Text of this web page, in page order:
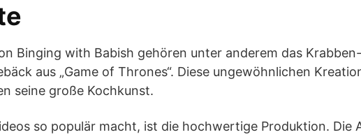
Binging with Babish gehören unter anderem das
aus „Game of Thrones“. Diese ungewöhnlichen
seine große Kochkunst.
so populär macht, ist die hochwertige Produktion. Die